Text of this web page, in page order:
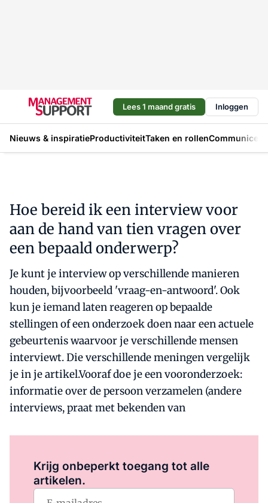
Lees 1 maand gratis Inloggen
Nieuws & inspiratieProductiviteitTaken en rollen
Hoe bereid ik een interview voor
aan de hand van tien vragen over
een bepaald onderwerp?
Je kunt je interview op verschillende manieren
houden, bijvoorbeeld 'vraag-en-antwoord'. Ook
kun je iemand laten reageren op bepaalde
stellingen of een onderzoek doen naar een actuele
gebeurtenis waarvoor je verschillende mensen
interviewt. Die verschillende meningen vergelijk
je in je artikel.Vooraf doe je een vooronderzoek:
informatie over de persoon verzamelen (andere
interviews, praat met bekenden van
Krijg onbeperkt toegang tot alle
artikelen.